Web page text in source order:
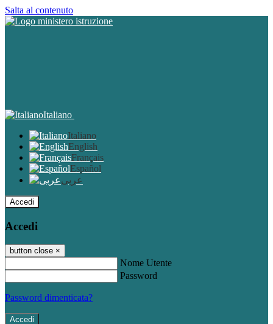
Salta al contenuto
Italiano
Italiano
English
Français
Español
عربى
Accedi
Accedi
button close ×
Nome Utente
Password
Password dimenticata?